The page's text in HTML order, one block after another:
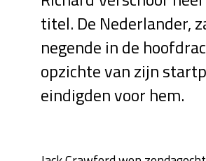
titel. De Nederlander,
negende in de
opzichte van zijn
eindigden voor hem.